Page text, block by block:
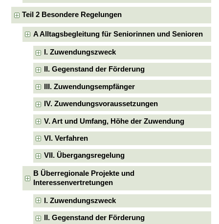
Teil 2 Besondere Regelungen
A Alltagsbegleitung für Seniorinnen und Senioren
I. Zuwendungszweck
II. Gegenstand der Förderung
III. Zuwendungsempfänger
IV. Zuwendungsvoraussetzungen
V. Art und Umfang, Höhe der Zuwendung
VI. Verfahren
VII. Übergangsregelung
B Überregionale Projekte und
Interessenvertretungen
I. Zuwendungszweck
II. Gegenstand der Förderung